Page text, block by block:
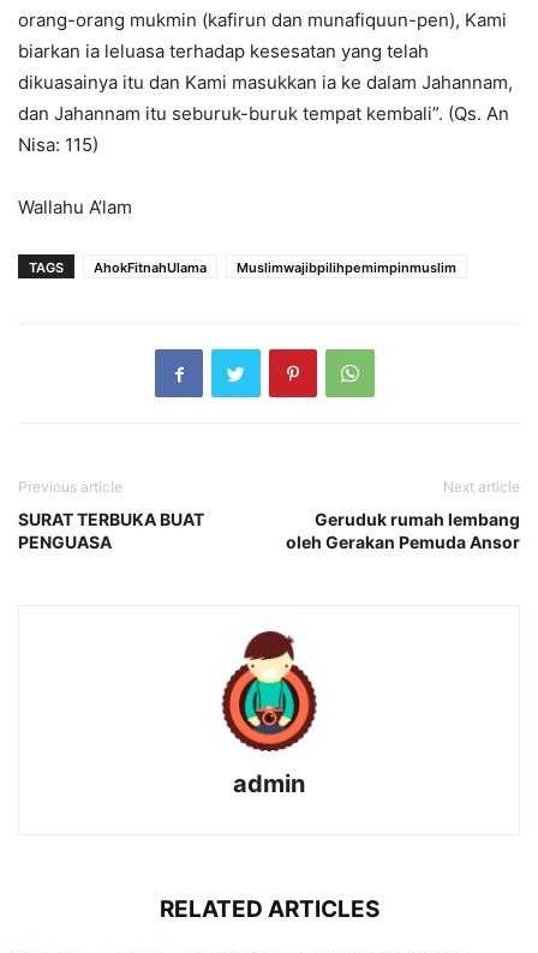
orang-orang mukmin (kafirun dan munafiquun-pen), Kami
biarkan ia leluasa terhadap kesesatan yang telah
dikuasainya itu dan Kami masukkan ia ke dalam Jahannam,
dan Jahannam itu seburuk-buruk tempat kembali”. (Qs. An
Nisa: 115)
Wallahu A’lam
TAGS AhokFitnahUlama Muslimwajibpilihpemimpinmuslim
Previous article
SURAT TERBUKA BUAT
PENGUASA
Next article
Geruduk rumah lembang
oleh Gerakan Pemuda Ansor
admin
RELATED ARTICLES